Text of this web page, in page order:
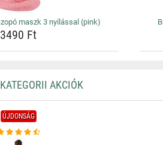
maszk 3 nyílással (pink)
3490 Ft
AKCIÓK
ÚJDONSÁG